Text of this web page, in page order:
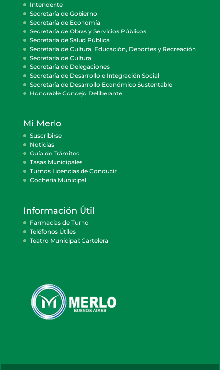
Intendente
Secretaría de Gobierno
Secretaría de Economía
Secretaría de Obras y Servicios Públicos
Secretaría de Salud Pública
Secretaría de Cultura, Educación, Deportes y Recreación
Secretaría de Cultura
Secretaría de Delegaciones
Secretaría de Desarrollo e Integración Social
Secretaría de Desarrollo Económico Sustentable
Honorable Concejo Deliberante
Mi Merlo
Suscribirse
Noticias
Guía de Trámites
Tasas Municipales
Turnos Licencias de Conducir
Cocheria Municipal
Información Útil
Farmacias de Turno
Teléfonos Útiles
Teatro Municipal: Cartelera